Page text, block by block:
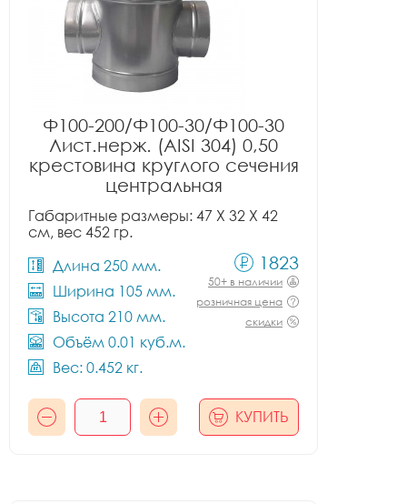
Ф100-200/Ф100-30/Ф100-30
Лист.нерж. (AISI 304) 0,50
крестовина круглого сечения
центральная
Габаритные размеры: 47 X 32 X 42
см, вес 452 гр.
Длина 250 мм.
Ширина 105 мм.
Высота 210 мм.
Объём 0.01 куб.м.
Вес: 0.452 кг.
1823
50+ в наличии
розничная цена
скидки
КУПИТЬ